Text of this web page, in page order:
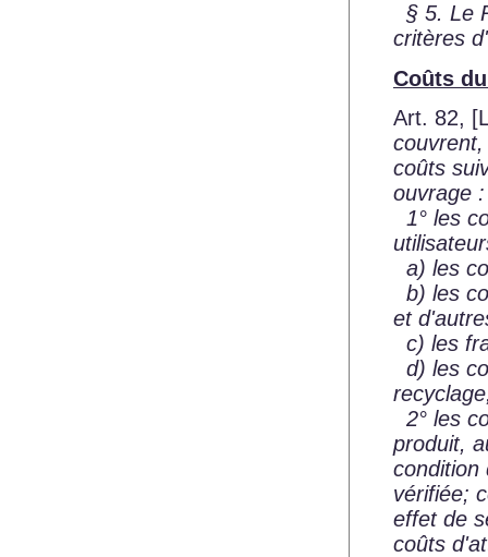
§ 5. Le
critères
Coûts
Art. 82,
coûts
ouvrage :
1° les
a) les
b) les
et
c) les
d) les
2° les
produit,
condition
vérifiée;
effet de
coûts